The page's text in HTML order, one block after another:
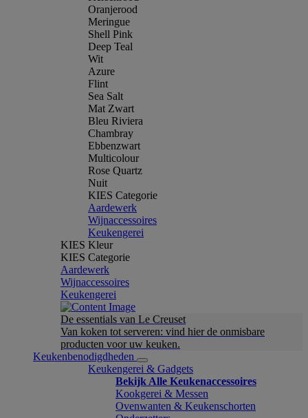
Oranjerood
Meringue
Shell Pink
Deep Teal
Wit
Azure
Flint
Sea Salt
Mat Zwart
Bleu Riviera
Chambray
Ebbenzwart
Multicolour
Rose Quartz
Nuit
KIES Categorie
Aardewerk
Wijnaccessoires
Keukengerei
KIES Kleur
KIES Categorie
Aardewerk
Wijnaccessoires
Keukengerei
De essentials van Le Creuset
Van koken tot serveren: vind hier de onmisbare
producten voor uw keuken.
Keukenbenodigdheden
Keukengerei & Gadgets
Bekijk Alle Keukenaccessoires
Kookgerei & Messen
Ovenwanten & Keukenschorten